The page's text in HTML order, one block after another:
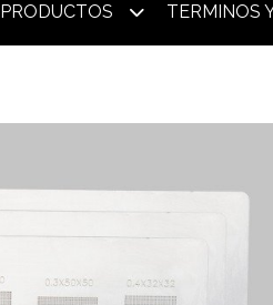
PRODUCTOS TERMINOS